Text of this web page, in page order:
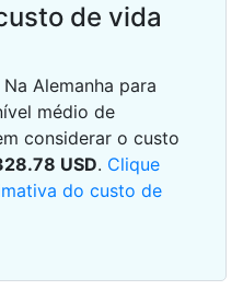
de vida
Alemanha para
médio de
considerar o custo
USD. Clique
do custo de